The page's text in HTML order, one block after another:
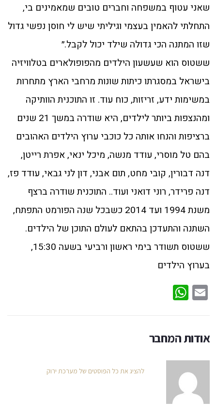
שאני עטוף במשפחה וחברים טובים שמאמינים בי,
התחלתי להאמין בעצמי וגיליתי שיש לי חוסן נפשי גדול
שזו המתנה הכי גדולה שילד יכול לקבל.״
ששטוס הוא שעשעון הילדים מהפופולארים בטלוויזיה
בישראל במסגרתו כיתות שונות מרחבי הארץ מתחרות
במשימות ידע, זריזות, כוח עוד. זו התוכנית הוותיקה
ומהנצפות ביותר לילדים, היא שודרה במשך 21 שנים
ברציפות והנחו אותה כל כוכבי ערוץ הילדים האהובים
בהם טל מוסרי, עודד מנשה, מיכל ינאי, אפרת רייטן,
דנה דבורין, קובי מחט, תום אבני, דון לני גבאי, עודד פז,
דנה פרידר, רוני דואני ועוד.. התוכנית שודרה ברצף
משנת 1994 ועד 2014 כשבכל שנה הפורמט התפתח,
השתנה והתעדכן בהתאם לעולם התוכן של הילדים.
ששטוס תשודר בימי ראשון ורביעי בשעה 15:30,
בערוץ הילדים
Email
אודות המחבר
להציג את כל הפוסטים של מערכת ירוק